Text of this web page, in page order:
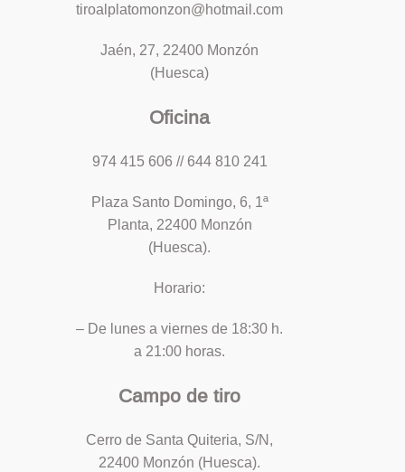
tiroalplatomonzon@hotmail.com
Jaén, 27, 22400 Monzón
(Huesca)
Oficina
974 415 606 // 644 810 241
Plaza Santo Domingo, 6, 1ª
Planta, 22400 Monzón
(Huesca).
Horario:
– De lunes a viernes de 18:30 h.
a 21:00 horas.
Campo de tiro
Cerro de Santa Quiteria, S/N,
22400 Monzón (Huesca).